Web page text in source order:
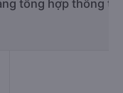
tổng hợp thông